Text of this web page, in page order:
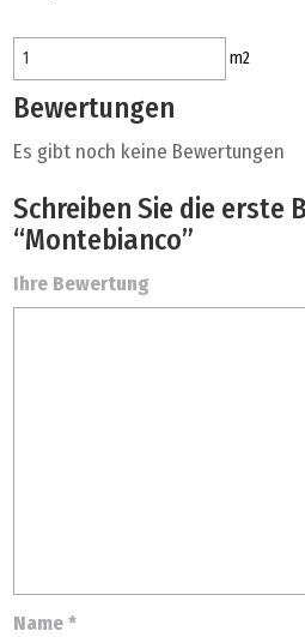
m2
Bewertungen
Es gibt noch keine Bewertungen
Schreiben Sie die erste
“Montebianco”
Ihre Bewertung
Name*